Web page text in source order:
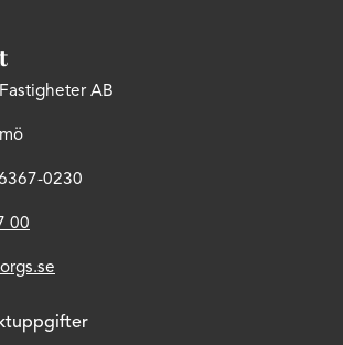
AB
0230
00